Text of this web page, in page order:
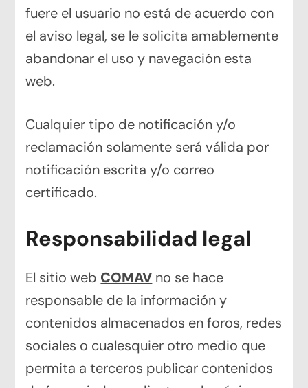
fuere el usuario no está de acuerdo con
el aviso legal, se le solicita amablemente
abandonar el uso y navegación esta
web.
Cualquier tipo de notificación y/o
reclamación solamente será válida por
notificación escrita y/o correo
certificado.
Responsabilidad legal
El sitio web COMAV no se hace
responsable de la información y
contenidos almacenados en foros, redes
sociales o cualesquier otro medio que
permita a terceros publicar contenidos